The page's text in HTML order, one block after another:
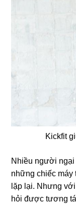
Kickfit
Nhiều người ngại
những chiếc máy
lặp lại. Nhưng
hỏi được tương